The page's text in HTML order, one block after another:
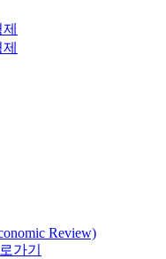
Review)
가기